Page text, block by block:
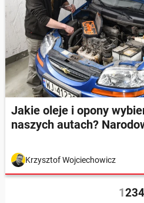
Jakie oleje i opony
naszych autach?
Krzysztof Wojciechowicz
1234